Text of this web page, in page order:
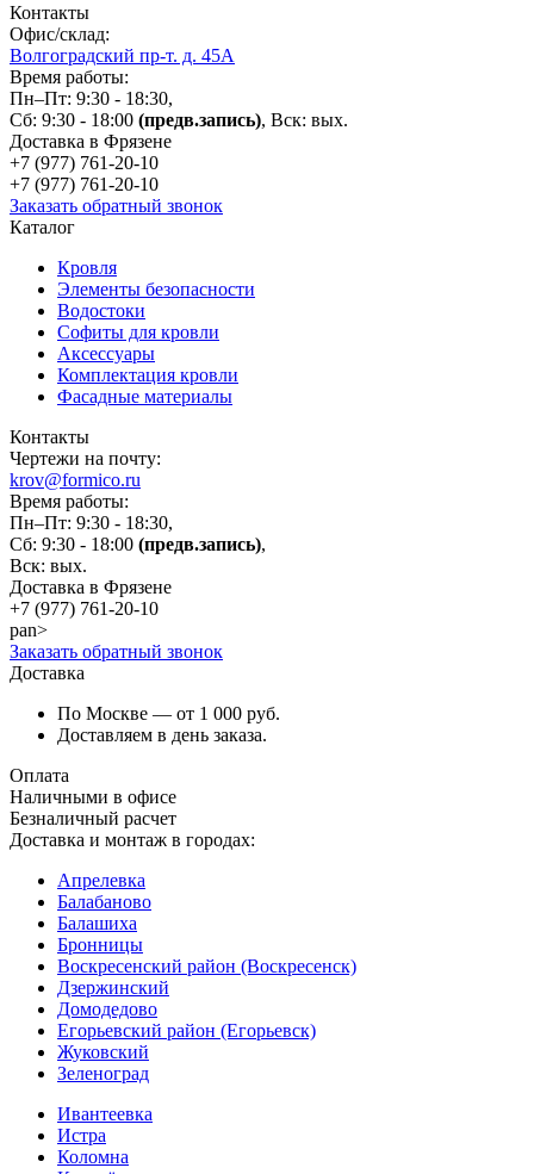
Контакты
Офис/склад:
Волгоградский пр-т. д. 45А
Время работы:
Пн–Пт: 9:30 - 18:30,
Сб: 9:30 - 18:00 (предв.запись), Вск: вых.
Доставка в Фрязене
+7 (977) 761-20-10
+7 (977) 761-20-10
Заказать обратный звонок
Каталог
Кровля
Элементы безопасности
Водостоки
Софиты для кровли
Аксессуары
Комплектация кровли
Фасадные материалы
Контакты
Чертежи на почту:
krov@formico.ru
Время работы:
Пн–Пт: 9:30 - 18:30,
Сб: 9:30 - 18:00 (предв.запись),
Вск: вых.
Доставка в Фрязене
+7 (977) 761-20-10
pan>
Заказать обратный звонок
Доставка
По Москве — от 1 000 руб.
Доставляем в день заказа.
Оплата
Наличными в офисе
Безналичный расчет
Доставка и монтаж в городах:
Апрелевка
Балабаново
Балашиха
Бронницы
Воскресенский район (Воскресенск)
Дзержинский
Домодедово
Егорьевский район (Егорьевск)
Жуковский
Зеленоград
Ивантеевка
Истра
Коломна